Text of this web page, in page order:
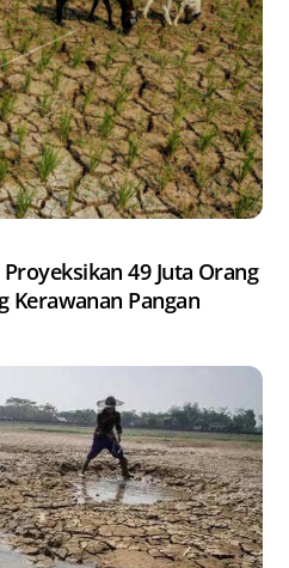
49 Juta Orang
Kerawanan Pangan